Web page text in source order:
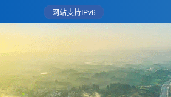
网站支持IPv6